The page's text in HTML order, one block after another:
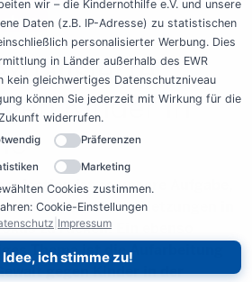
wir – die Kindernothilfe e.V. und unsere
Daten (z.B. IP-Adresse) zu statistischen
personalisierter Werbung. Dies
in Länder außerhalb des EWR
kein gleichwertiges Datenschutzniveau
können Sie jederzeit mit Wirkung für die
widerrufen.
Präferenzen
Marketing
Cookies zustimmen.
Cookie-Einstellungen
Impressum
Idee, ich stimme zu!
Kinder in
ist es unsere Aufgabe,
Kinderrechtsverletzungen in
zu rücken. Ein ebenso
Thema ist die Aufarbeitung
gegen Kinder in der